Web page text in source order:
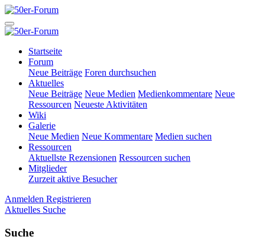
Startseite
Forum
Neue Beiträge Foren durchsuchen
Aktuelles
Neue Beiträge Neue Medien Medienkommentare Neue
Ressourcen Neueste Aktivitäten
Wiki
Galerie
Neue Medien Neue Kommentare Medien suchen
Ressourcen
Aktuellste Rezensionen Ressourcen suchen
Mitglieder
Zurzeit aktive Besucher
Anmelden Registrieren
Aktuelles Suche
Suche